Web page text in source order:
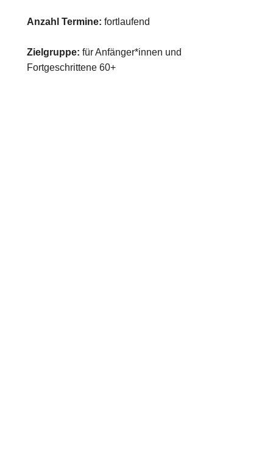
Anzahl Termine: fortlaufend
Zielgruppe: für Anfänger*innen und
Fortgeschrittene 60+